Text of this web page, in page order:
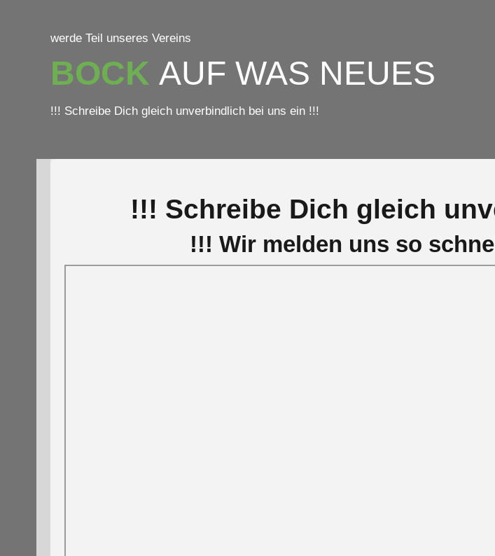
werde Teil unseres Vereins
BOCK AUF WAS NEUES
!!! Schreibe Dich gleich unverbindlich bei uns ein !!!
!!! Schreibe Dich gleich
!!! Wir melden uns so